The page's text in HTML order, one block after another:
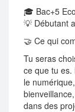
🎓 Bac+5
💡 Débutant
🤝 Ce qui
Tu seras
ce que tu es.
le
dans des